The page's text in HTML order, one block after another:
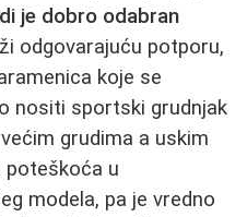
je dobro odabran
odgovarajuću potporu,
koje se
nositi sportski grudnjak
grudima a uskim
poteškoća u
modela, pa je vredno